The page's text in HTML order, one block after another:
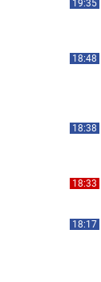
19:35
18:48
18:38
18:33
18:17